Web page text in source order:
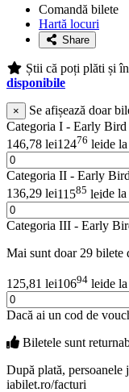
favoriteComandă bilete
Hartă locuri
Share
Știi că poți plăti și
disponibile
×
Se afișează doar
Categoria I - Early Bird
146,78 lei12476 leide la
Categoria II - Early Bird
136,29 lei11585 leide la
Categoria III - Early
Mai sunt doar 29 bilete
125,81 lei10694 leide la
Dacă ai un cod de
Biletele sunt
După plată,
iabilet.ro/facturi